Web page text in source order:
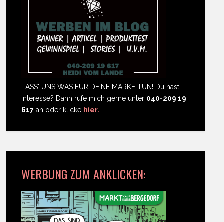
LASS' UNS WAS FÜR DEINE MARKE TUN! Du hast
Interesse? Dann rufe mich gerne unter 040-209 19
617 an oder klicke hier.
WERBUNG ZUM ANKLICKEN: